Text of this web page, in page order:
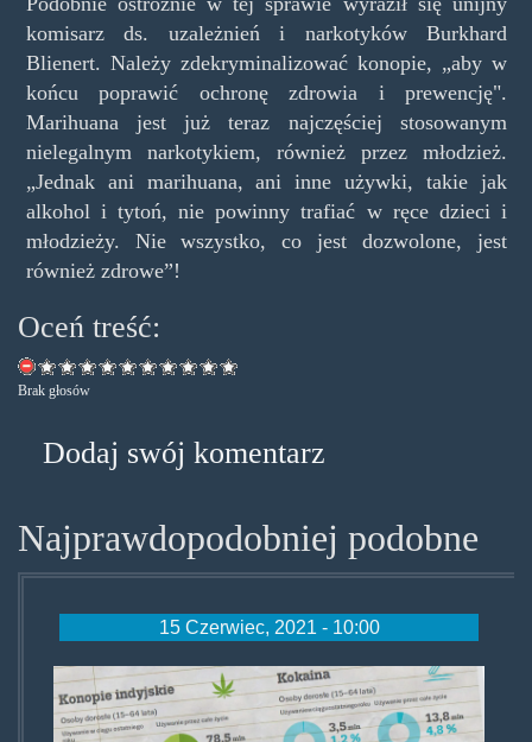
komisarz ds. uzależnień i narkotyków Burkhard
Blienert. Należy zdekryminalizować konopie, „aby w
końcu poprawić ochronę zdrowia i prewencję".
Marihuana jest już teraz najczęściej stosowanym
nielegalnym narkotykiem, również przez młodzież.
„Jednak ani marihuana, ani inne używki, takie jak
alkohol i tytoń, nie powinny trafiać w ręce dzieci i
młodzieży. Nie wszystko, co jest dozwolone, jest
również zdrowe”!
Oceń treść:
Brak głosów
Dodaj swój komentarz
Najprawdopodobniej podobne
15 Czerwiec, 2021 - 10:00
raport_narko_2-1536x864.jpg